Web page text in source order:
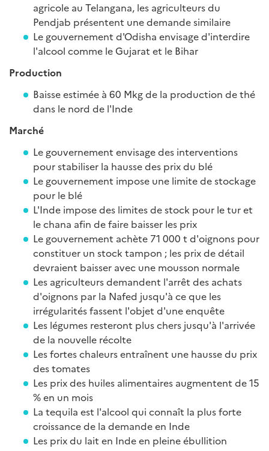
agricole au Telangana, les agriculteurs du
Pendjab présentent une demande similaire
Le gouvernement d'Odisha envisage d'interdire
l'alcool comme le Gujarat et le Bihar
Production
Baisse estimée à 60 Mkg de la production de thé
dans le nord de l'Inde
Marché
Le gouvernement envisage des interventions
pour stabiliser la hausse des prix du blé
Le gouvernement impose une limite de stockage
pour le blé
L'Inde impose des limites de stock pour le tur et
le chana afin de faire baisser les prix
Le gouvernement achète 71 000 t d'oignons pour
constituer un stock tampon ; les prix de détail
devraient baisser avec une mousson normale
Les agriculteurs demandent l'arrêt des achats
d'oignons par la Nafed jusqu'à ce que les
irrégularités fassent l'objet d'une enquête
Les légumes resteront plus chers jusqu'à l'arrivée
de la nouvelle récolte
Les fortes chaleurs entraînent une hausse du prix
des tomates
Les prix des huiles alimentaires augmentent de 15
% en un mois
La tequila est l'alcool qui connaît la plus forte
croissance de la demande en Inde
Les prix du lait en Inde en pleine ébullition